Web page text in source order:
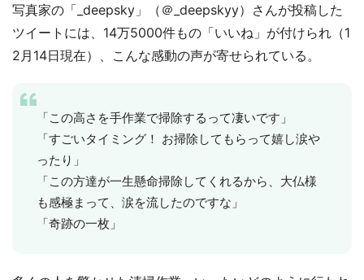
写真家の「_deepsky」（＠_deepskyy）さんが投稿した
ツイートには、14万5000件もの「いいね」が付けられ（1
2月14日現在）、こんな感動の声が寄せられている。
「この高さを手作業で掃除するって凄いです」
「すごいタイミング！ お掃除してもらって嬉し涙や
ったり」
「この方達が一生懸命掃除してくれるから、大仏様
も感極まって、涙を流したのですな」
「奇跡の一枚」